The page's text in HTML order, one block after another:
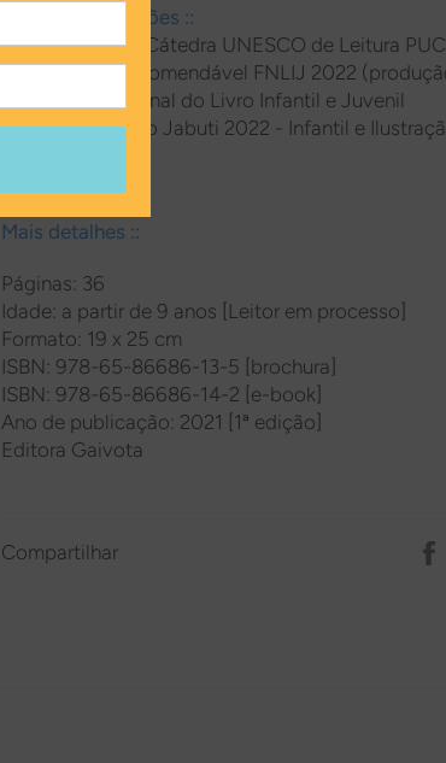
Prêmios & Seleções ::
• Selo 'Seleção' Cátedra UNESCO de Leitura
• Altamente Recomendável FNLIJ 2022
Fundação Nacional do Livro Infantil e Juvenil
• Finalista Prêmio Jabuti 2022 - Infantil e
Mais detalhes ::
Páginas: 36
Idade: a partir de 9 anos [Leitor em processo]
Formato: 19 x 25 cm
ISBN: 978-65-86686-13-5 [brochura]
ISBN: 978-65-86686-14-2 [e-book]
Ano de publicação: 2021 [1ª edição]
Editora Gaivota
Compartilhar